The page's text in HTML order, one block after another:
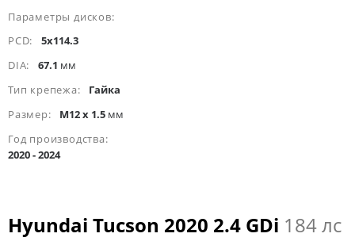
Параметры дисков:
PCD:
5x114.3
DIA:
67.1 мм
Тип крепежа:
Гайка
Размер:
M12 x 1.5 мм
Год производства:
2020 - 2024
Hyundai Tucson 2020 2.4 GDi 184 лс